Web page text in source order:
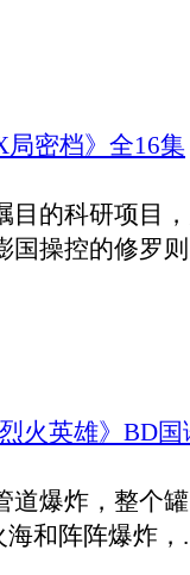
局密档》全16集
的科研项目，
国操控的修罗
火英雄》BD
爆炸，整个罐
和阵阵爆炸，